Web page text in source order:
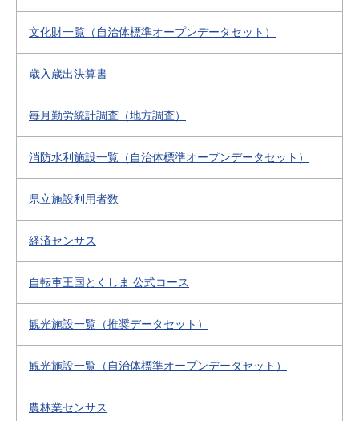
文化財一覧（自治体標準オープンデータセット）
歳入歳出決算書
毎月勤労統計調査（地方調査）
消防水利施設一覧（自治体標準オープンデータセット）
県立施設利用者数
経済センサス
自転車王国とくしま 公式コース
観光施設一覧（推奨データセット）
観光施設一覧（自治体標準オープンデータセット）
農林業センサス